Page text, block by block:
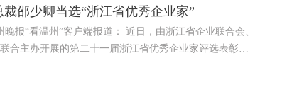
邵少卿当选“浙江省优秀企业家”
州”客户端报道： 近日，由浙江省企业联合会、
合主办开展的第二十一届浙江省优秀企业家评选表彰活